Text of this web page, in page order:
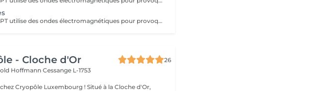
L'EM-SCLUPT utilise des ondes électromagnétiques pour provoquer des contractions musculaires intenses afin de tonifier les muscles et réduire la graisse. La LUMINOTHÉRAPIE du visage consiste à exposer la peau à des lumières LED afin de stimuler le renouvellement cellulaire et améliorer l'éclat du teint.
- Cloche d'Or
26
HoffmannCessange L-1753
Luxembourg ! Situé à la Cloche d'Or,